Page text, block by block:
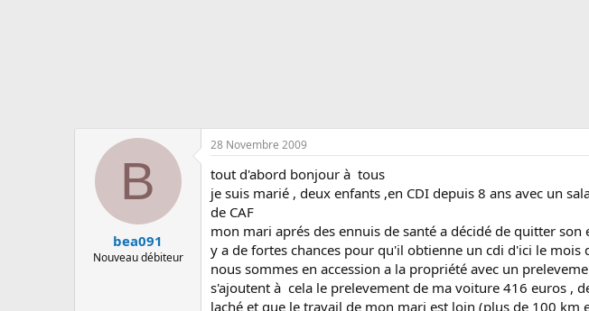
B
bea091
Nouveau débiteur
28 Novembre 2009
tout d'abord bonjour à tous
je suis marié , deux enfants ,en CDI depuis 8 ans avec un
de CAF
mon mari aprés des ennuis de santé a décidé de quitter
y a de fortes chances pour qu'il obtienne un cdi d'ici le
nous sommes en accession a la propriété avec un
s'ajoutent à cela le prelevement de ma voiture 416 euros ,
laché et que le travail de mon mari est loin (plus de 100 km